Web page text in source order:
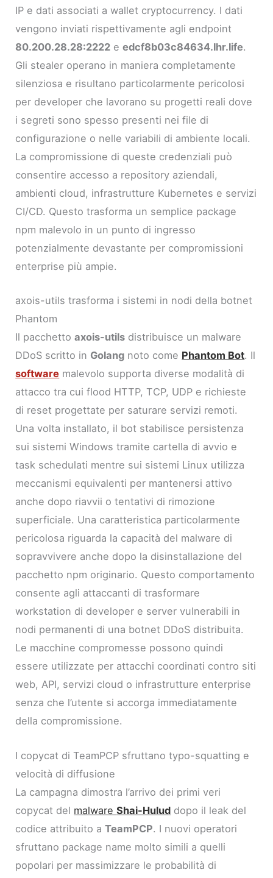
IP e dati associati a wallet cryptocurrency. I dati
vengono inviati rispettivamente agli endpoint
80.200.28.28:2222 eedcf8b03c84634.lhr.life.
Gli stealer operano in maniera completamente
silenziosa e risultano particolarmente pericolosi
per developer che lavorano su progetti reali dove
i segreti sono spesso presenti nei file di
configurazione o nelle variabili di ambiente locali.
La compromissione di queste credenziali può
consentire accesso a repository aziendali,
ambienti cloud, infrastrutture Kubernetes e servizi
CI/CD. Questo trasforma un semplice package
npm malevolo in un punto di ingresso
potenzialmente devastante per compromissioni
enterprise più ampie.
axois-utils trasforma i sistemi in nodi della botnet
Phantom
Il pacchettoaxois-utils distribuisce un malware
DDoS scritto in Golang noto come Phantom Bot. Il
software malevolo supporta diverse modalità di
attacco tra cui flood HTTP, TCP, UDP e richieste
di reset progettate per saturare servizi remoti.
Una volta installato, il bot stabilisce persistenza
sui sistemi Windows tramite cartella di avvio e
task schedulati mentre sui sistemi Linux utilizza
meccanismi equivalenti per mantenersi attivo
anche dopo riavvii o tentativi di rimozione
superficiale. Una caratteristica particolarmente
pericolosa riguarda la capacità del malware di
sopravvivere anche dopo la disinstallazione del
pacchetto npm originario. Questo comportamento
consente agli attaccanti di trasformare
workstation di developer e server vulnerabili in
nodi permanenti di una botnet DDoS distribuita.
Le macchine compromesse possono quindi
essere utilizzate per attacchi coordinati contro siti
web, API, servizi cloud o infrastrutture enterprise
senza che l’utente si accorga immediatamente
della compromissione.
I copycat di TeamPCP sfruttano typo-squatting e
velocità di diffusione
La campagna dimostra l’arrivo dei primi veri
copycat del malwareShai-Hulud dopo il leak del
codice attribuito aTeamPCP. I nuovi operatori
sfruttano package name molto simili a quelli
popolari per massimizzare le probabilità di